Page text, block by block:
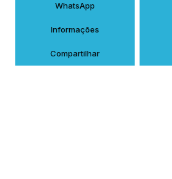
WhatsApp
Informações
Compartilhar